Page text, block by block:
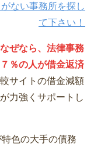
ない事務所を探し
て下さい！
ぜなら、法律事務
％の人が借金返済
サイトの借金減額
力強くサポートし
色の大手の債務